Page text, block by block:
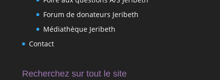
Forum de donateurs Jeribeth
Médiathèque Jeribeth
Contact
Recherchez sur tout le site